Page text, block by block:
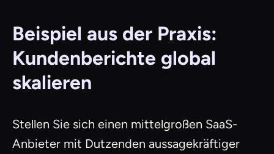
Beispiel aus der Praxis:
Kundenberichte global
skalieren
Stellen Sie sich einen mittelgroßen SaaS-
Anbieter mit Dutzenden aussagekräftiger